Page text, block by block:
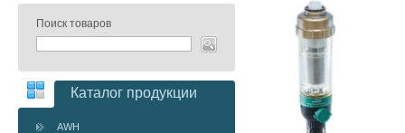
Поиск товаров
Каталог продукции
AWH